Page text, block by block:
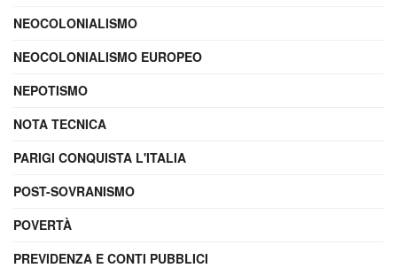
NEOCOLONIALISMO
NEOCOLONIALISMO EUROPEO
NEPOTISMO
NOTA TECNICA
PARIGI CONQUISTA L'ITALIA
POST-SOVRANISMO
POVERTÀ
PREVIDENZA E CONTI PUBBLICI